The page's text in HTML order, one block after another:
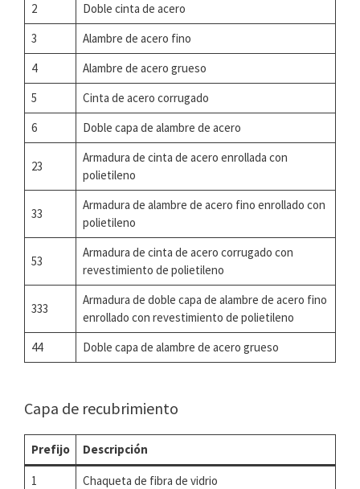
2
Doble cinta de acero
3
Alambre de acero fino
4
Alambre de acero grueso
5
Cinta de acero corrugado
6
Doble capa de alambre de acero
23
Armadura de cinta de acero enrollada con
polietileno
33
Armadura de alambre de acero fino enrollado con
polietileno
53
Armadura de cinta de acero corrugado con
revestimiento de polietileno
333
Armadura de doble capa de alambre de acero fino
enrollado con revestimiento de polietileno
44
Doble capa de alambre de acero grueso
Capa de recubrimiento
Prefijo Descripción
1
Chaqueta de fibra de vidrio